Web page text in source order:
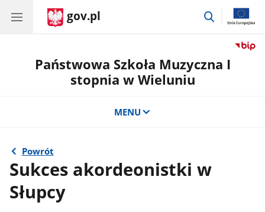
gov.pl
przejdź
Państwowa Szkoła Muzyczna I
stopnia w Wieluniu
MENU
Powrót
Sukces akordeonistki w
Słupcy